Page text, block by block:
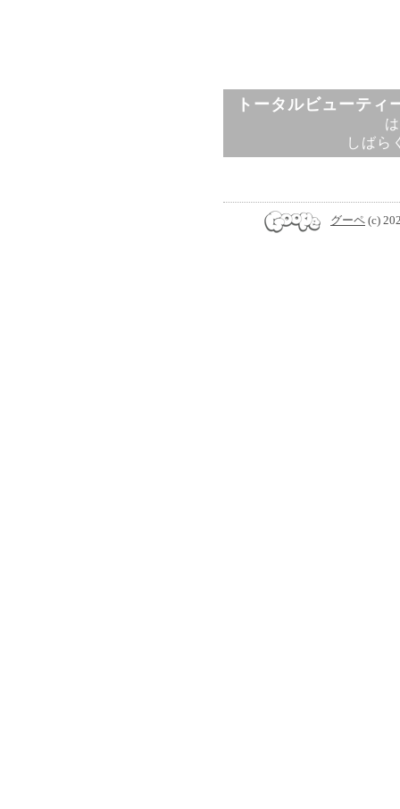
トータルビューテ
しばら
グーペ (c)